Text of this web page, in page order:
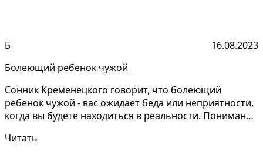
Б
16.08.2023
Болеющий ребенок чужой
Сонник Кременецкого говорит, что болеющий
ребенок чужой - вас ожидает беда или неприятности,
когда вы будете находиться в реальности. Понимание
Читать